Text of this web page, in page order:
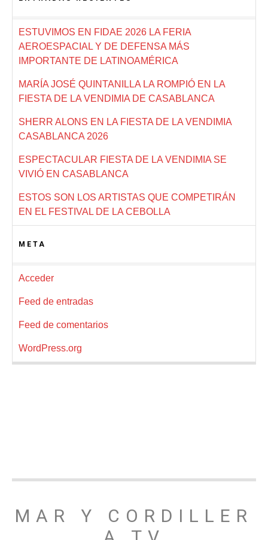
ESTUVIMOS EN FIDAE 2026 LA FERIA
AEROESPACIAL Y DE DEFENSA MÁS
IMPORTANTE DE LATINOAMÉRICA
MARÍA JOSÉ QUINTANILLA LA ROMPIÓ EN LA
FIESTA DE LA VENDIMIA DE CASABLANCA
SHERR ALONS EN LA FIESTA DE LA VENDIMIA
CASABLANCA 2026
ESPECTACULAR FIESTA DE LA VENDIMIA SE
VIVIÓ EN CASABLANCA
ESTOS SON LOS ARTISTAS QUE COMPETIRÁN
EN EL FESTIVAL DE LA CEBOLLA
META
Acceder
Feed de entradas
Feed de comentarios
WordPress.org
MAR Y CORDILLER